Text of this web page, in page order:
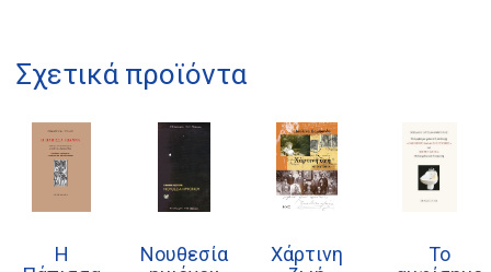
Σχετικά προϊόντα
Η
Νουθεσία
Χάρτινη
Το
Διδότου 34, Αθήνα 106 80